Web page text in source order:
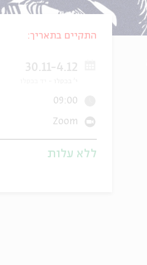
התקיים בתאריך:
30.11-4.12
09:00
Zoom
ללא עלות